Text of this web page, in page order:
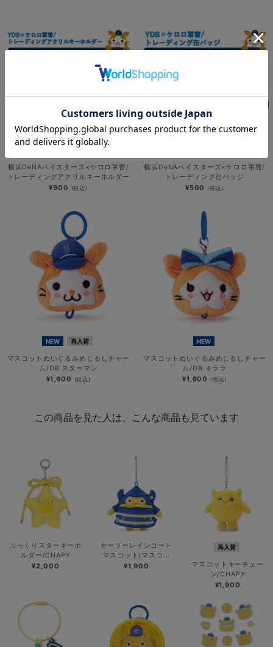
横浜DeNAベイスターズ×ケロロ軍曹/
トレーディングアクリルキーホルダー
¥900 (税込)
横浜DeNAベイスターズ×ケロロ軍曹/
トレーディング缶バッジ
¥500 (税込)
NEW 再入荷
マスコットぬいぐるみめじるしチャー
ム/DB.スターマン
¥1,600 (税込)
NEW
マスコットぬいぐるみめじるしチャー
ム/DB.キララ
¥1,600 (税込)
この商品を見た人は、こんな商品も見ています
ぷっくりスターキーホ
ルダー/CHAPY
¥2,000
セーラーレインコート
マスコット/マスコ...
¥1,900
再入荷
マスコットキーチェー
ン/CHAPY
¥1,900